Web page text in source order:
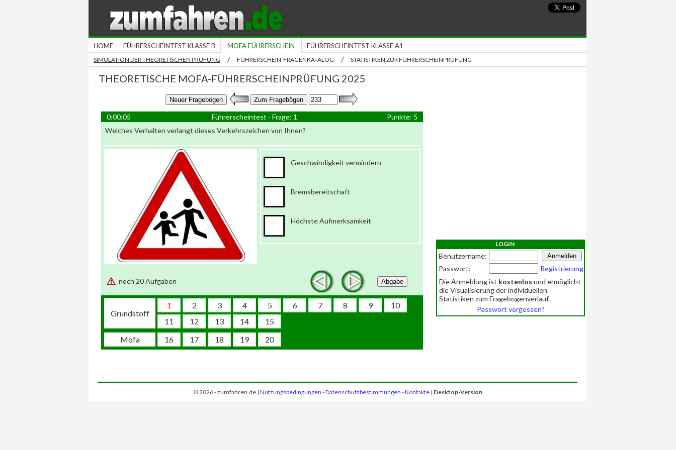
HOME FÜHRERSCHEINTEST KLASSE B MOFA FÜHRERSCHEIN FÜHRERSCHEINTEST KLASSE A1
SIMULATION DER THEORETISCHEN PRÜFUNG / FÜHRERSCHEIN-FRAGENKATALOG / STATISTIKEN ZUR FÜHRERSCHEINPRÜFUNG
THEORETISCHE MOFA-FÜHRERSCHEINPRÜFUNG 2025
0:00:05 Führerscheintest - Frage: 1
Punkte: 5
Welches Verhalten verlangt dieses Verkehrszeichen von Ihnen?
Geschwindigkeit vermindern
Bremsbereitschaft
Höchste Aufmerksamkeit
noch 20 Aufgaben Abgabe
Grundstoff
1 2 3 4 5 6 7 8 9
10
11
12 13 14
15
Mofa
16 17 18 19 20
LOGIN
Benutzername:
Passwort:
Registrierung
Die Anmeldung ist kostenlos und ermöglicht
die Visualisierung der individuellen
Statistiken zum Fragebogenverlauf.
Passwort vergessen?
© 2026 - zumfahren.de | Nutzungsbedingungen -Datenschutzbestimmungen -Kontakte| Desktop-Version